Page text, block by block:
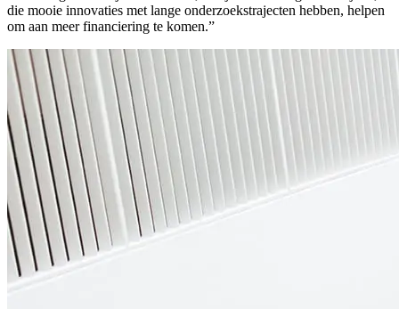
die mooie innovaties met lange onderzoekstrajecten hebben, helpen
om aan meer financiering te komen.”